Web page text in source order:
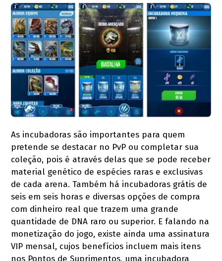
As incubadoras são importantes para quem
pretende se destacar no PvP ou completar sua
coleção, pois é através delas que se pode receber
material genético de espécies raras e exclusivas
de cada arena. Também há incubadoras grátis de
seis em seis horas e diversas opções de compra
com dinheiro real que trazem uma grande
quantidade de DNA raro ou superior. E falando na
monetização do jogo, existe ainda uma assinatura
VIP mensal, cujos benefícios incluem mais itens
nos Pontos de Suprimentos, uma incubadora